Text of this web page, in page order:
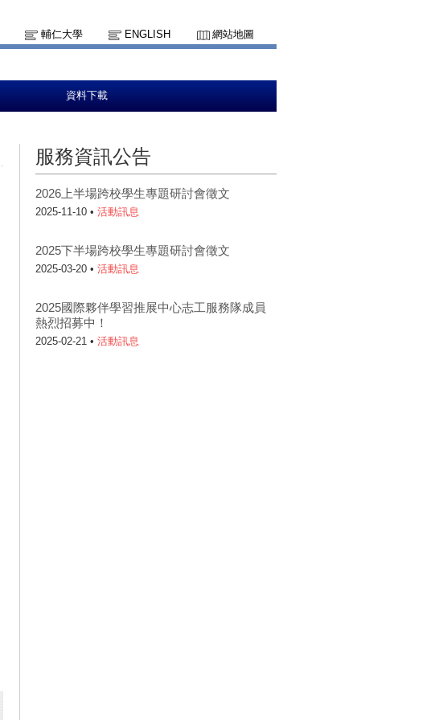
輔仁大學 ENGLISH 網站地圖
資料下載
服務資訊公告
2026上半場跨校學生專題研討會徵文
2025-11-10 • 活動訊息
2025下半場跨校學生專題研討會徵文
2025-03-20 • 活動訊息
2025國際夥伴學習推展中心志工服務隊成員
熱烈招募中！
2025-02-21 • 活動訊息